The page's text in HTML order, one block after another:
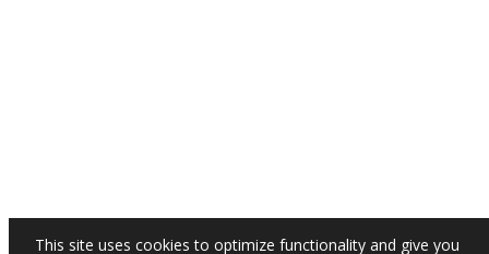
This site uses cookies to optimize functionality and give you